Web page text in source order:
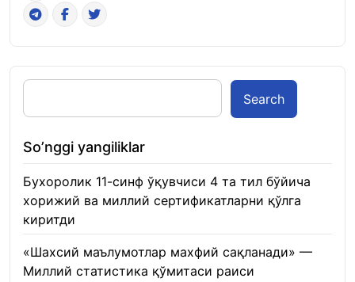
Search
So’nggi yangiliklar
Бухоролик 11-синф ўқувчиси 4 та тил бўйича
хорижий ва миллий сертификатларни қўлга
киритди
«Шахсий маълумотлар махфий сақланади» —
Миллий статистика қўмитаси раиси